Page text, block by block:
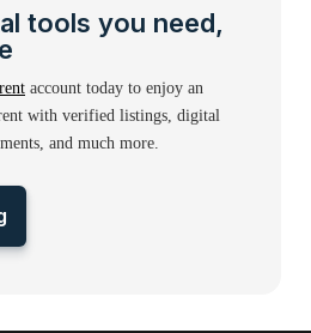
tools you need,
account today to enjoy an
with verified listings, digital
and much more.